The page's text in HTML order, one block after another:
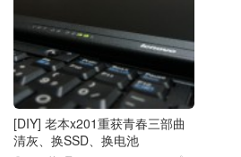
[DIY] 老本x201重获青春三部曲
清灰、换SSD、换电池